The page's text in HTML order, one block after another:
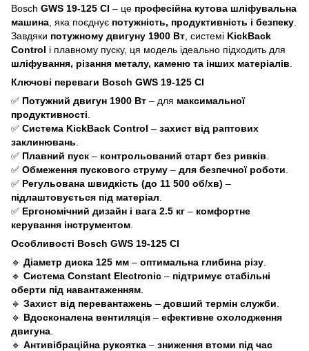
Bosch GWS 19-125 CI – це професійна кутова шліфувальна
машина , яка поєднує потужність, продуктивність і безпеку
Завдяки потужному двигуну 1900 Вт , системі KickBack
Control і плавному пуску, ця модель ідеально підходить для
шліфування, різання металу, каменю та інших матеріалів
Ключові переваги Bosch GWS 19-125 CI
✅ Потужний двигун 1900 Вт – для максимальної
продуктивності
✅ Система KickBack Control – захист від раптових
заклинювань
✅ Плавний пуск – контрольований старт без ривків
✅ Обмеження пускового струму – для безпечної роботи
✅ Регульована швидкість (до 11 500 об/хв) –
підлаштовується під матеріал
✅ Ергономічний дизайн і вага 2.5 кг – комфортне
керування інструментом
Особливості Bosch GWS 19-125 CI
🔹 Діаметр диска 125 мм – оптимальна глибина різу
🔹 Система Constant Electronic – підтримує стабільні
оберти під навантаженням
🔹 Захист від перевантажень – довший термін служби
🔹 Вдосконалена вентиляція – ефективне охолодження
двигуна
🔹 Антивібраційна рукоятка – зниження втоми під час